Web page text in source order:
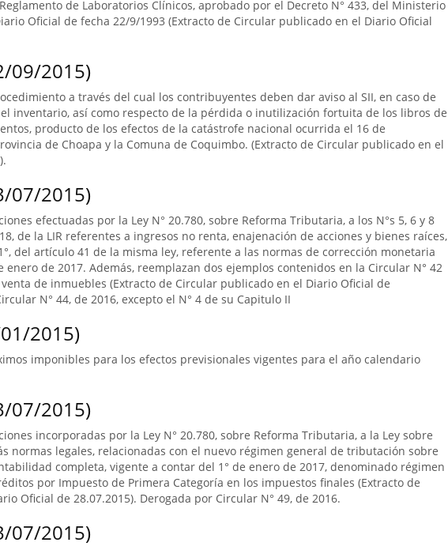
de Laboratorios Clínicos, aprobado por el Decreto N° 433, del Ministerio
Oficial de fecha 22/9/1993 (Extracto de Circular publicado en el Diario Oficial
09/2015)
a través del cual los contribuyentes deben dar aviso al SII, en caso de
inventario, así como respecto de la pérdida o inutilización fortuita de los libros de
producto de los efectos de la catástrofe nacional ocurrida el 16 de
de Choapa y la Comuna de Coquimbo. (Extracto de Circular publicado en el
07/2015)
efectuadas por la Ley N° 20.780, sobre Reforma Tributaria, a los N°s 5, 6 y 8
de la LIR referentes a ingresos no renta, enajenación de acciones y bienes raíces,
del artículo 41 de la misma ley, referente a las normas de corrección monetaria
enero de 2017. Además, reemplazan dos ejemplos contenidos en la Circular N° 42
de inmuebles (Extracto de Circular publicado en el Diario Oficial de
N° 44, de 2016, excepto el N° 4 de su Capitulo II
2015)
imponibles para los efectos previsionales vigentes para el año calendario
07/2015)
incorporadas por la Ley N° 20.780, sobre Reforma Tributaria, a la Ley sobre
normas legales, relacionadas con el nuevo régimen general de tributación sobre
completa, vigente a contar del 1° de enero de 2017, denominado régimen
por Impuesto de Primera Categoría en los impuestos finales (Extracto de
Oficial de 28.07.2015). Derogada por Circular N° 49, de 2016.
07/2015)